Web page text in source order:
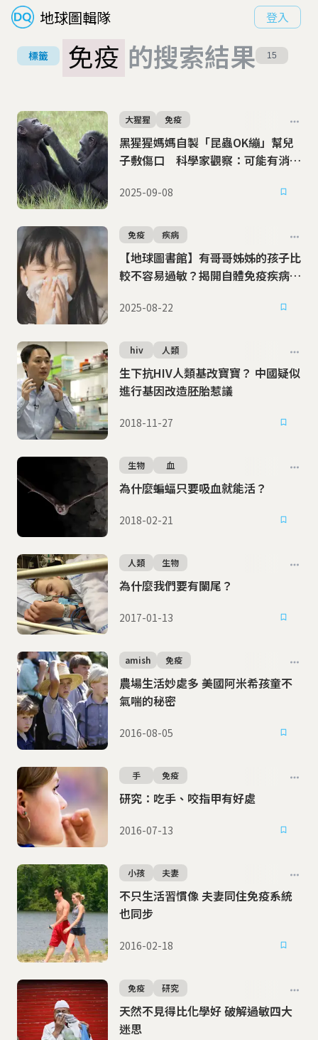
地球圖輯隊 登入
標籤 免疫 的搜索結果 15
黑猩猩媽媽自製「昆蟲OK繃」幫兒
子敷傷口 科學家觀察：可能有消炎
大猩猩 免疫
2025-09-08
【地球圖書館】有哥哥姊姊的孩子比
較不容易過敏？揭開自體免疫疾病的
免疫 疾病
2025-08-22
生下抗HIV人類基改寶寶？ 中國疑似
進行基因改造胚胎惹議
hiv 人類
2018-11-27
為什麼蝙蝠只要吸血就能活？
生物 血
2018-02-21
為什麼我們要有闌尾？
人類 生物
2017-01-13
農場生活妙處多 美國阿米希孩童不
氣喘的秘密
amish 免疫
2016-08-05
研究：吃手、咬指甲有好處
手 免疫
2016-07-13
不只生活習慣像 夫妻同住免疫系統
也同步
小孩 夫妻
2016-02-18
天然不見得比化學好 破解過敏四大
迷思
免疫 研究